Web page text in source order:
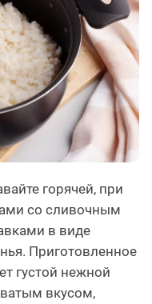
горячей, при
со сливочным
в виде
Приготовленное
густой нежной
вкусом,